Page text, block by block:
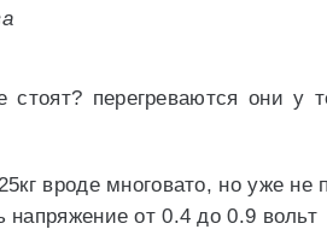
стоят? перегреваются они
вроде многовато, но уже
от 0.4 до 0.9 вольт